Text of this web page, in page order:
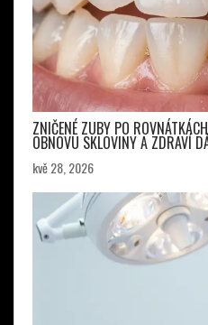
ZNIČENÉ ZUBY PO
OBNOVU SKLOVINY A ZDRAVÍ
kvě 28, 2026